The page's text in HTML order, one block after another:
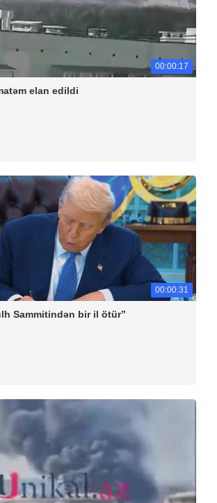
00:00:17
elan edildi
00:00:31
Sammitindən bir il ötür”